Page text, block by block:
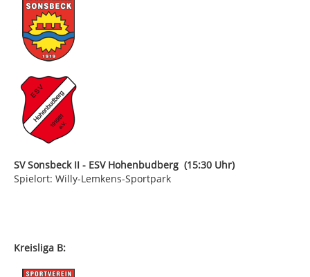
SV Sonsbeck II - ESV Hohenbudberg (15:30 Uhr)
Spielort: Willy-Lemkens-Sportpark
Kreisliga B: